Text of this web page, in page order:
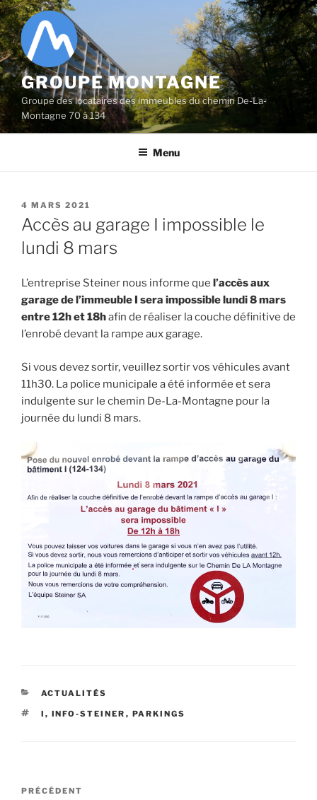
Aller
au
contenu
principal
GROUPE MONTAGNE
Groupe des locataires des immeubles du chemin De-La-
Montagne 70 à 134
Menu
PUBLIÉ
LE
4 MARS 2021
Accès au garage I impossible le
lundi 8 mars
L’entreprise Steiner nous informe que l’accès aux
garage de l’immeuble I sera impossible lundi 8 mars
entre 12h et 18hafin de réaliser la couche définitive de
l’enrobé devant la rampe aux garage.
Si vous devez sortir, veuillez sortir vos véhicules avant
11h30. La police municipale a été informée et sera
indulgente sur le chemin De-La-Montagne pour la
journée du lundi 8 mars.
CATÉGORIES
ACTUALITÉS
ÉTIQUETTES
I , INFO-STEINER , PARKINGS
Navigation
Article
PRÉCÉDENT